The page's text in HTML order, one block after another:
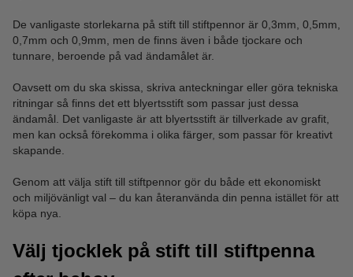
De vanligaste storlekarna på stift till stiftpennor är 0,3mm, 0,5mm,
0,7mm och 0,9mm, men de finns även i både tjockare och
tunnare, beroende på vad ändamålet är.
Oavsett om du ska skissa, skriva anteckningar eller göra tekniska
ritningar så finns det ett blyertsstift som passar just dessa
ändamål. Det vanligaste är att blyertsstift är tillverkade av grafit,
men kan också förekomma i olika färger, som passar för kreativt
skapande.
Genom att välja stift till stiftpennor gör du både ett ekonomiskt
och miljövänligt val – du kan återanvända din penna istället för att
köpa nya.
Välj tjocklek på stift till stiftpenna